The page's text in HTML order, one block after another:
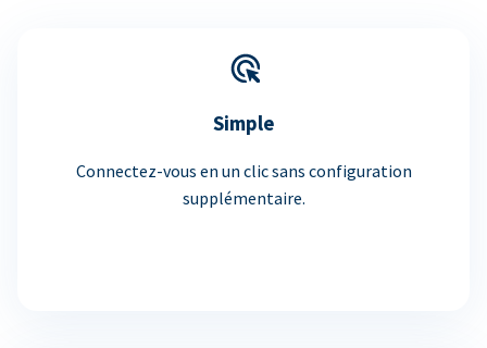
Simple
Connectez-vous en un clic sans configuration
supplémentaire.